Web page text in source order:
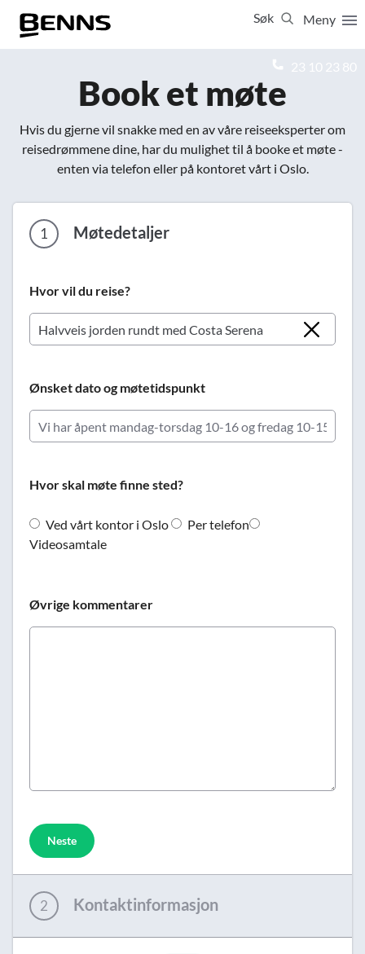
Meny
Søk
23 10 23 80
Book et møte
Hvis du gjerne vil snakke med en av våre reiseeksperter om
reisedrømmene dine, har du mulighet til å booke et møte -
enten via telefon eller på kontoret vårt i Oslo.
1 Møtedetaljer
Hvor vil du reise?
Ønsket dato og møtetidspunkt
Hvor skal møte finne sted?
Ved vårt kontor i Oslo
Per telefon
Videosamtale
Øvrige kommentarer
Neste
2 Kontaktinformasjon
Lukk